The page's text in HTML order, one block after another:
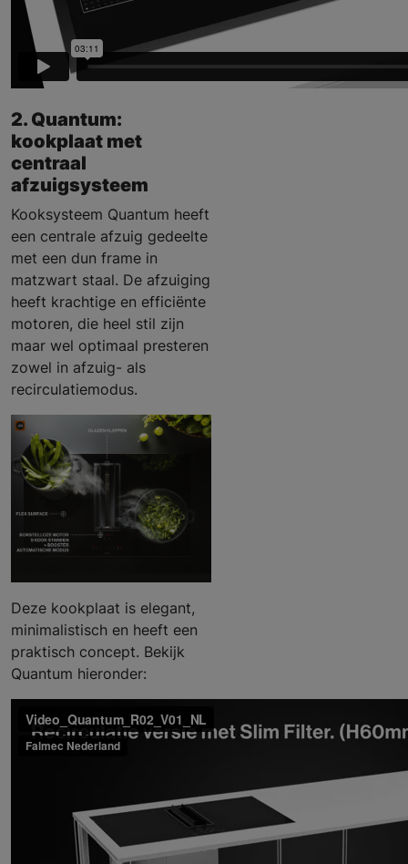
2. Quantum:
kookplaat met
centraal
afzuigsysteem
Kooksysteem Quantum heeft
een centrale afzuig gedeelte
met een dun frame in
matzwart staal. De afzuiging
heeft krachtige en efficiënte
motoren, die heel stil zijn
maar wel optimaal presteren
zowel in afzuig- als
recirculatiemodus.
Deze kookplaat is elegant,
minimalistisch en heeft een
praktisch concept. Bekijk
Quantum hieronder: